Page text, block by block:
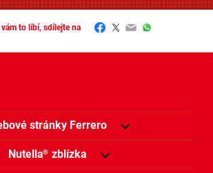
vám to líbí, sdílejte na Facebook
Twitter
EmailWhatsApp
stránky Ferrero
Nutella® zblízka